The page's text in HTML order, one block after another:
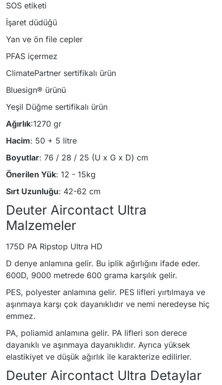
SOS etiketi
İşaret düdüğü
Yan ve ön file cepler
PFAS içermez
ClimatePartner sertifikalı ürün
Bluesign® ürünü
Yeşil Düğme sertifikalı ürün
Ağırlık:1270 gr
Hacim: 50 + 5 litre
Boyutlar: 76 / 28 / 25 (U x G x D) cm
Önerilen Yük: 12 - 15kg
Sırt Uzunluğu: 42-62 cm
Deuter Aircontact Ultra
Malzemeler
175D PA Ripstop Ultra HD
D denye anlamına gelir. Bu iplik ağırlığını ifade eder.
600D, 9000 metrede 600 grama karşılık gelir.
PES, polyester anlamına gelir. PES lifleri yırtılmaya ve
aşınmaya karşı çok dayanıklıdır ve nemi neredeyse hiç
emmez.
PA, poliamid anlamına gelir. PA lifleri son derece
dayanıklı ve aşınmaya dayanıklıdır. Ayrıca yüksek
elastikiyet ve düşük ağırlık ile karakterize edilirler.
Deuter Aircontact Ultra Detaylar